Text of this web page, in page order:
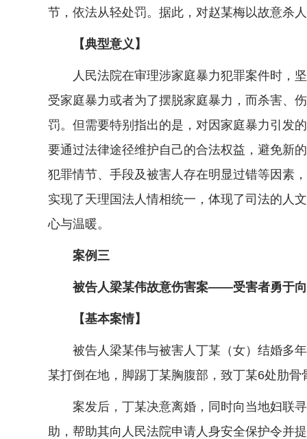
节，依法从轻处罚。据此，对赵某梅以故意杀
【典型意义】
人民法院在审理涉家庭暴力犯罪案件时，坚
受家庭暴力或者为了摆脱家庭暴力，而杀害、
罚。但需要特别指出的是，对因家庭暴力引发
要通过法律途径维护自己的合法权益，避免新
犯罪情节、手段及被害人存在明显过错等因素
实现了天理国法人情相统一，体现了司法的人
心与温暖。
案例三
被告人梁某伟故意伤害案——受害者勇于向
【基本案情】
被告人梁某伟与被害人丁某（女）结婚多年
某打倒在地，脚踢丁某胸腹部，致丁某6处肋
案发后，丁某决意离婚，同时向当地妇联寻
助，帮助其向人民法院申请人身安全保护令并